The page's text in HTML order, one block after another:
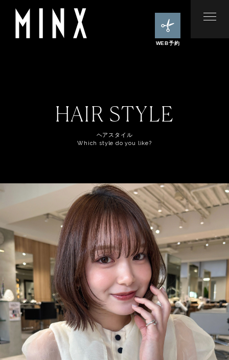
WEB予約
HAIR STYLE
ヘアスタイル
Which style do you like?